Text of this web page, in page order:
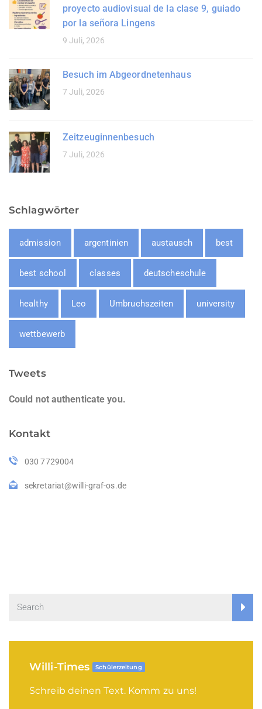
proyecto audiovisual de la clase 9, guiado
por la señora Lingens
9 Juli, 2026
Besuch im Abgeordnetenhaus
7 Juli, 2026
Zeitzeuginnenbesuch
7 Juli, 2026
Schlagwörter
admission argentinien austausch best
best school classes deutscheschule
healthy Leo Umbruchszeiten university
wettbewerb
Tweets
Could not authenticate you.
Kontakt
030 7729004
sekretariat@willi-graf-os.de
Willi-Times Schülerzeitung
Schreib deinen Text. Komm zu uns!